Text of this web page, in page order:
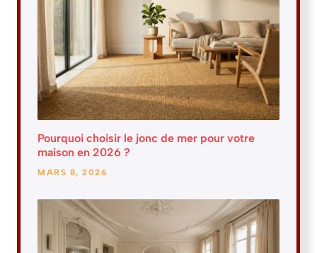
Pourquoi choisir le jonc de mer pour votre
maison en 2026 ?
MARS 8, 2026